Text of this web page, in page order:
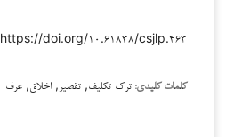
https://doi.org/۱۰.۶۱۸۳۸/csjlp.۴۶۳
کلمات کلیدی: ترک تکلیف, تقصیر, اخلاق, عرف